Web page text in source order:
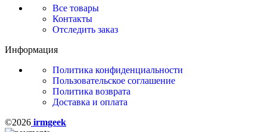
Все товары
Контакты
Отследить заказ
Информация
Политика конфиденциальности
Пользовательское соглашение
Политика возврата
Доставка и оплата
©2026 irmgeek